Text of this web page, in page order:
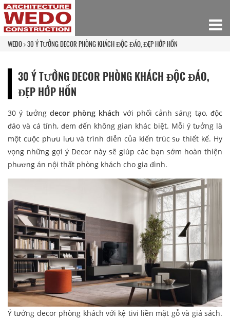
WEDO 30 Ý TƯỞNG DECOR PHÒNG KHÁCH ĐỘC ĐÁO, ĐẸP HỚP HỒN
30 Ý TƯỞNG DECOR PHÒNG KHÁCH ĐỘC ĐÁO,
ĐẸP HỚP HỒN
30 ý tưởng decor phòng khách với phối cảnh sáng tạo, độc
đáo và cá tính, đem đến không gian khác biệt. Mỗi ý tưởng là
một cuộc phưu lưu và trình diễn của kiến trúc sư thiết kế. Hy
vọng những gợi ý Decor này sẽ giúp các bạn sớm hoàn thiện
phương án nội thất phòng khách cho gia đình.
Ý tưởng decor phòng khách với kệ tivi liền mặt gỗ và giá sách.